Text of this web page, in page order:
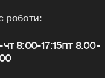
роботи:
8:00-17:15пт 8.00-